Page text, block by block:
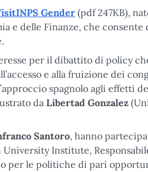
Gender(pdf 247KB),
e delle Finanze, che consente
per il dibattito di policy
e alla fruizione dei
spagnolo agli effetti
da Libertad Gonzalez
Santoro, hanno
University Institute,
per le politiche di pari